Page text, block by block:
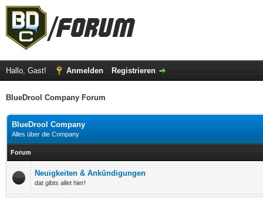
Hallo, Gast! Anmelden Registrieren
BlueDrool Company Forum
BlueDrool Company
Alles über die Company
Forum
Neuigkeiten & Ankündigungen
dat gibts allet hier!